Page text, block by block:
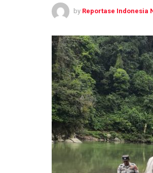
by Reportase Indonesia